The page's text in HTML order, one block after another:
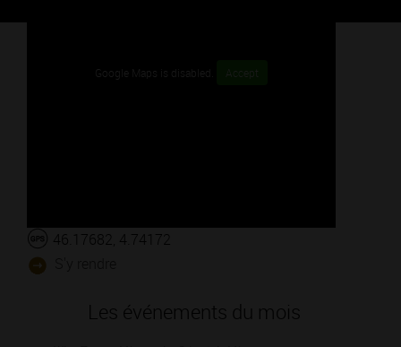
Google Maps is disabled. Accept
46.17682, 4.74172
Les événements du mois